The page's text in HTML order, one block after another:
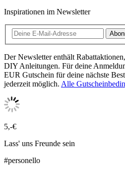
Inspirationen im Newsletter
Der Newsletter enthält
DIY Anleitungen. Für deine
EUR Gutschein für deine nächste
jederzeit möglich. Alle
5,-€
Lass' uns Freunde sein
#personello